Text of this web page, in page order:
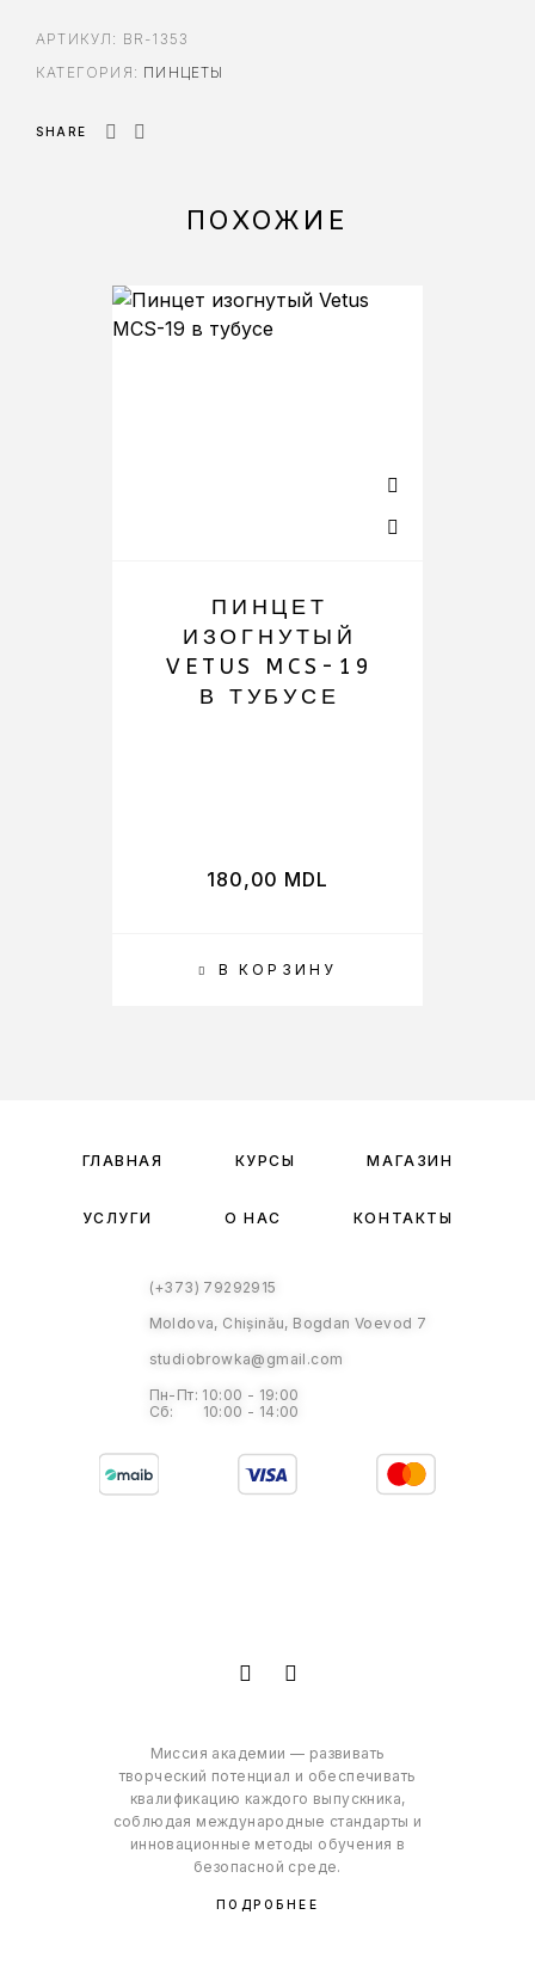
АРТИКУЛ: BR-1353
КАТЕГОРИЯ: ПИНЦЕТЫ
SHARE
ПОХОЖИЕ
В КОРЗИНУ
ПИНЦЕТ
ИЗОГНУТЫЙ
VETUS MCS-19
В ТУБУСЕ
180,00 MDL
ГЛАВНАЯ КУРСЫ МАГАЗИН
УСЛУГИ О НАС КОНТАКТЫ
(+373) 79292915
Moldova, Chișinău, Bogdan Voevod 7
studiobrowka@gmail.com
Пн-Пт: 10:00 - 19:00
Сб: 10:00 - 14:00
Миссия академии — развивать
творческий потенциал и обеспечивать
квалификацию каждого выпускника,
соблюдая международные стандарты и
инновационные методы обучения в
безопасной среде.
ПОДРОБНЕЕ